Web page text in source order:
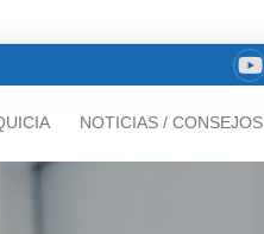
NOTICIAS / CONSEJOS